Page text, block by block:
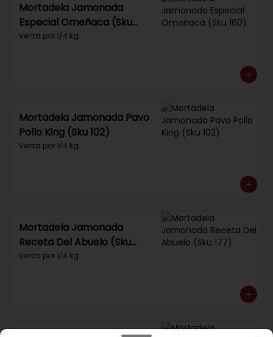
Mortadela Jamonada
Especial Omeñaca (Sku
160)
Venta por 1/4 kg.
Mortadela Jamonada Pavo
Pollo King (Sku 102)
Venta por 1/4 kg.
Mortadela Jamonada
Receta Del Abuelo (Sku
177)
Venta por 1/4 kg.